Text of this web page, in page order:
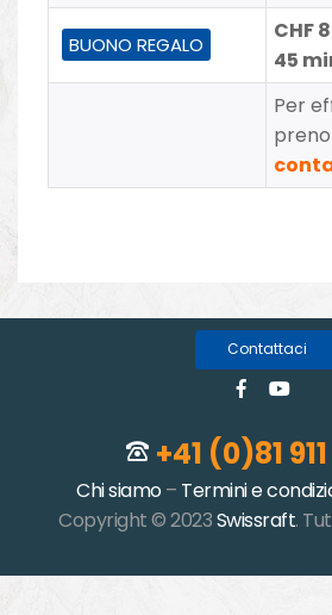
BUONO REGALO
CHF
45
Per
Contattaci
+41 (0)81
Chi siamo– Termini e
Copyright © 2023Swissraft.